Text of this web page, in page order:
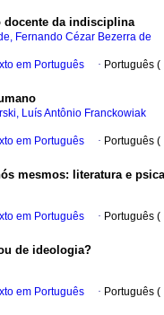
docente da indisciplina
Fernando Cézar Bezerra de
em Português · Português (
Luís Antônio Franckowiak
em Português · Português (
mesmos: literatura e
em Português · Português (
de ideologia?
em Português · Português (